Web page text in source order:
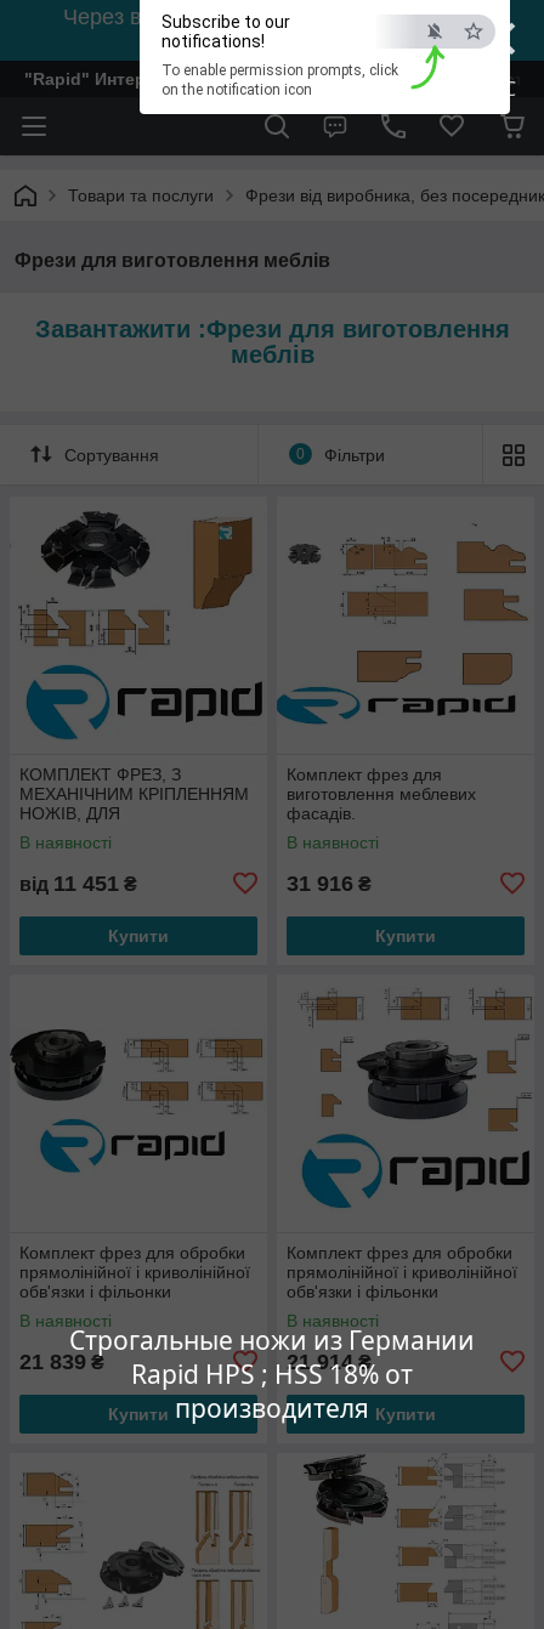
×
ESC
Строгальные ножи из Германии
Rapid HPS ; HSS 18% от
производителя
Subscribe to our
notifications!
To enable permission prompts, click
on the notification icon
Через відсутність світла, зв'язок на viber
0978002056
"Rapid" Интернет-магазин деревообрабатывающего
Товари та послуги Фрези від виробника, без
Фрези для виготовлення меблів
Завантажити :Фрези для виготовлення
меблів
Сортування 0 Фільтри
КОМПЛЕКТ ФРЕЗ, З
МЕХАНІЧНИМ КРІПЛЕННЯМ
НОЖІВ, ДЛЯ
ВИГОТОВЛЕННЯ МЕБЛІВ
В наявності
від 11 451 ₴
Купити
Комплект фрез для
виготовлення меблевих
фасадів.
В наявності
31 916 ₴
Купити
Комплект фрез для обробки
прямолінійної і криволінійної
обв'язки і фільонки
В наявності
21 839 ₴
Купити
Комплект фрез для обробки
прямолінійної і криволінійної
обв'язки і фільонки
В наявності
21 914₴
Купити